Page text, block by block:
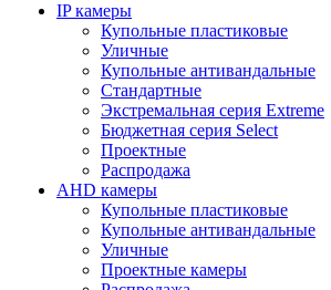
IP камеры
Купольные пластиковые
Уличные
Купольные антивандальные
Стандартные
Экстремальная серия Extreme
Бюджетная серия Select
Проектные
Распродажа
AHD камеры
Купольные пластиковые
Купольные антивандальные
Уличные
Проектные камеры